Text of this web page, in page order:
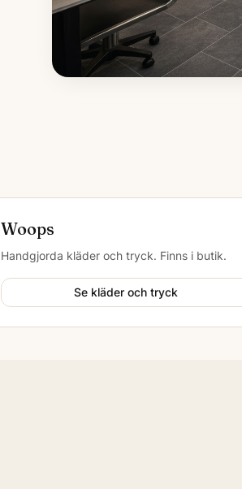
Woops
Handgjorda kläder och tryck. Finns i butik.
Se kläder och tryck